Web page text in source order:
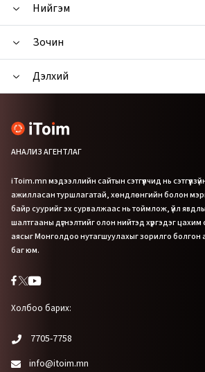
Нийгэм
Зочин
Дэлхий
АНАЛИЗ АГЕНТЛАГ
iToim.mn мэдээллийн сайтын сэтгүүлчид нь
ажилласан туршлагатай, хөндлөнгийн болон
байр суурийг эх сурвалжаас нь тоймлож, үйл
шалтгааны дүгнэлтийг олон нийтэд хүргэдэг цахим
аясыг Монголдоо нутагшуулахыг зорилго
баг юм.
Холбоо барих:
7705-7758
info@itoim.mn